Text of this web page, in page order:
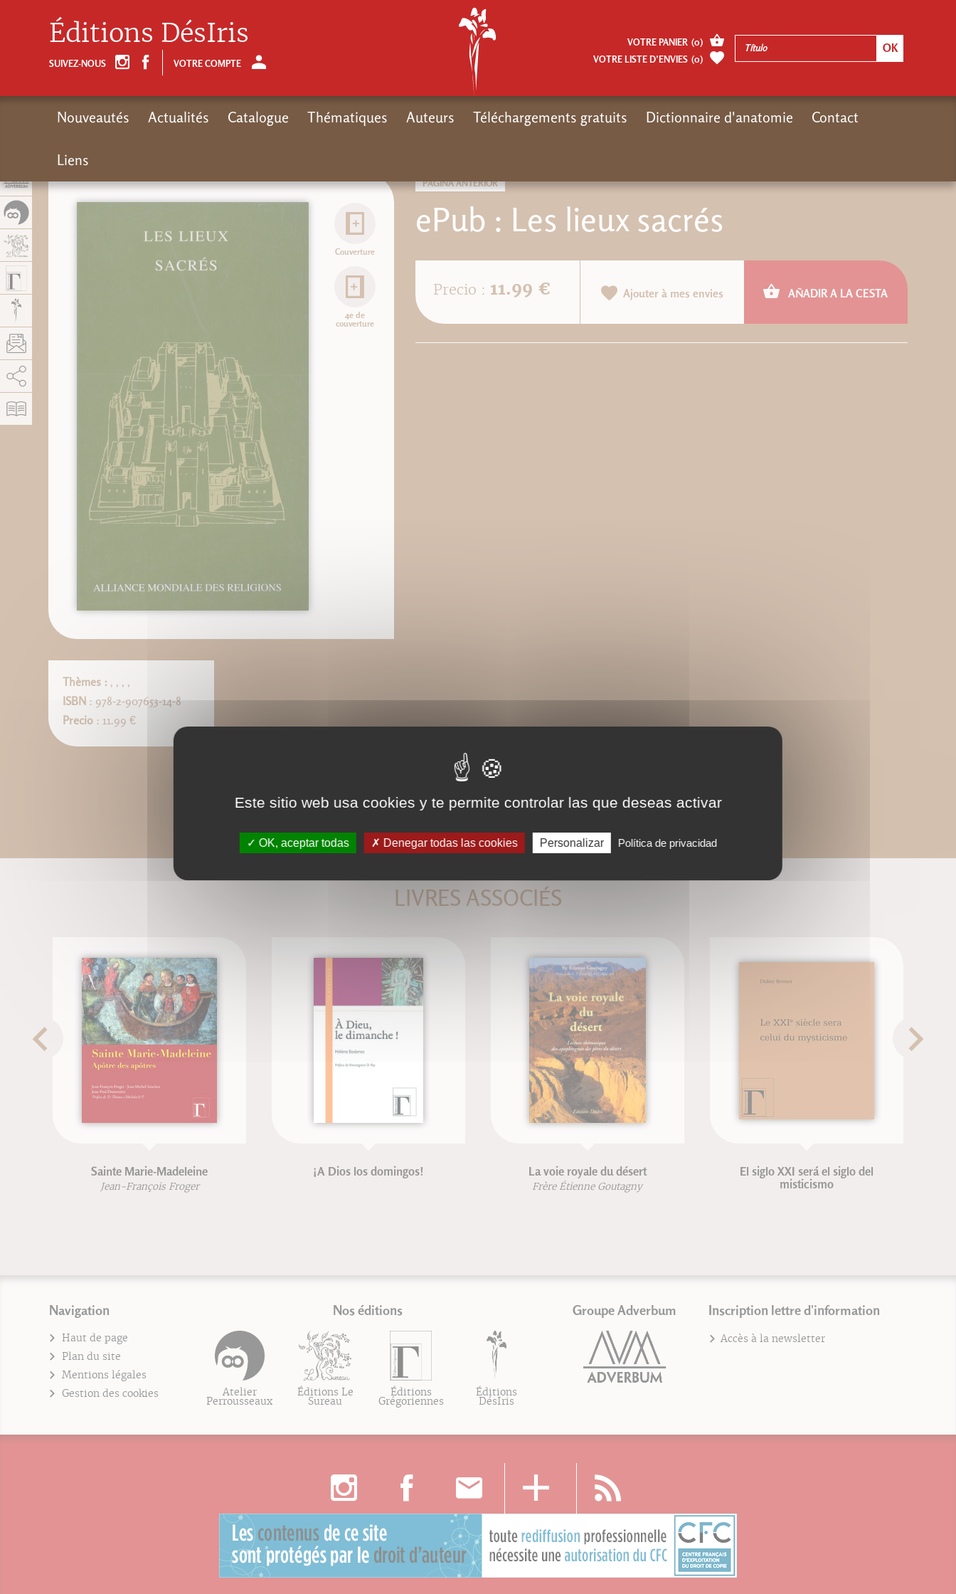
PÁGINA ANTERIOR
ePub : Les lieux sacrés
Couverture
4e de
couverture
Thèmes : , , , ,
ISBN : 978-2-907653-14-8
Precio: 11.99 €
Precio : 11.99 € Ajouter à mes envies AÑADIR A LA CESTA
LIVRES ASSOCIÉS
Sainte Marie-Madeleine
Jean-François Froger
¡A Dios los domingos! La voie royale du désert
Frère Étienne Goutagny
El siglo XXI será el siglo del
misticismo
Navigation
Haut de page
Plan du site
Mentions légales
Gestion des cookies
Nos éditions
Atelier
Perrousseaux
Éditions Le
Sureau
Éditions
Grégoriennes
Éditions
DésIris
Groupe Adverbum Inscription lettre d'information
Accès à la newsletter
Éditions DésIris
SUIVEZ-NOUS VOTRE COMPTE
VOTRE PANIER (0)
VOTRE LISTE D’ENVIES (0)
Nouveautés Actualités Catalogue Thématiques Auteurs Téléchargements gratuits Dictionnaire d'anatomie Contact
Liens
AddThis está deshabilitado. Permitir
Este sitio web usa cookies y te permite controlar las que deseas activar
OK, aceptar todas Denegar todas las cookies Personalizar Política de privacidad